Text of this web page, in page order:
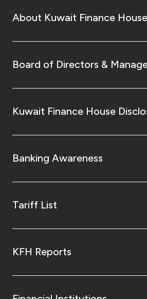
About Kuwait Finance House
Board of Directors &
Kuwait Finance House
Banking Awareness
Tariff List
KFH Reports